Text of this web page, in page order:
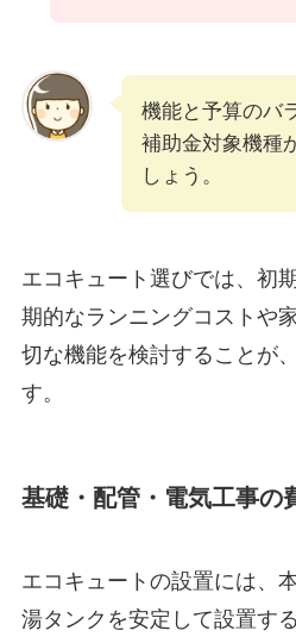
機能と予算のバ
補助金対象機種
しょう。
エコキュート選びでは、初
期的なランニングコストや
切な機能を検討することが
す。
基礎・配管・電気工事の
エコキュートの設置には、
湯タンクを安定して設置す